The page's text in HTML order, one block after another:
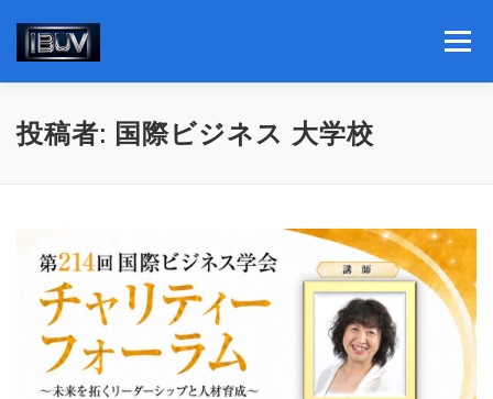
メニュー
理事長挨拶 学部紹介
書籍紹介 概要と社会貢献活動 関連団体組織
私たちの想い
投稿者: 国際ビジネス 大学校